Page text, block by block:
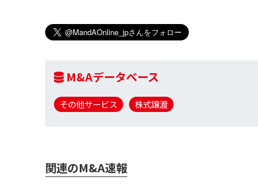
M&Aデータベース
その他サービス 株式譲渡
関連のM&A速報